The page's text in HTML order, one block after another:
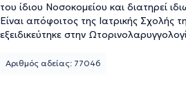
του ίδιου Νοσοκομείου και διατηρεί
Είναι απόφοιτος της Ιατρικής Σχολής
εξειδικεύτηκε στην
Νευροχειρουργική, την Πλαστική
Αριθμός αδείας: 77046